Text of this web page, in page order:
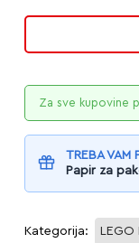
Za sve kupovine
TREBA VAM
Papir za
Kategorija: